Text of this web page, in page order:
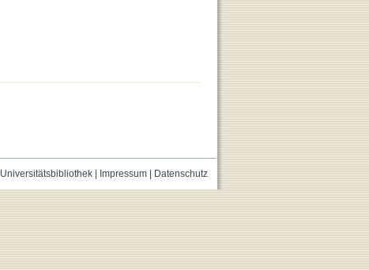
Universitätsbibliothek| Impressum| Datenschutz